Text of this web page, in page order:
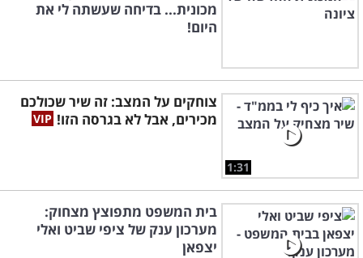
מכונית... בדיחה שעשתה לי את
היום!
1:31
צוחקים על המצב: זה שיר שכולכם
מכירים, אבל לא בגרסה הזו!
בית המשפט מתפוצץ מצחוק:
מערכון ענק של ציפי שביט ואלי
יצפאן